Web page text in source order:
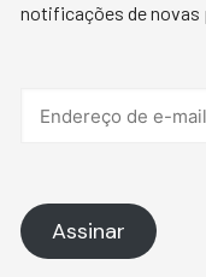
notificações de novas
Assinar